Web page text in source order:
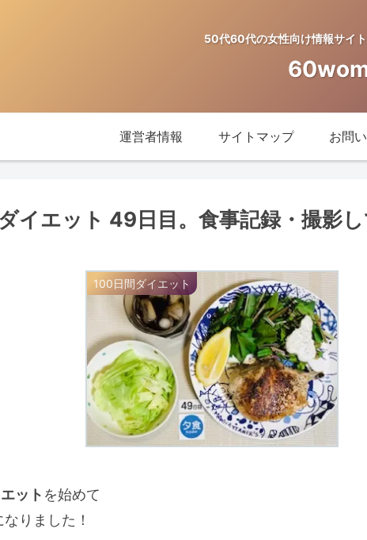
50代60代の女性向け情報サイ
運営者情報 サイトマップ お問
イエット 49日目。食事記録・撮影
100日間ダイエット
ット を始めて
りました！